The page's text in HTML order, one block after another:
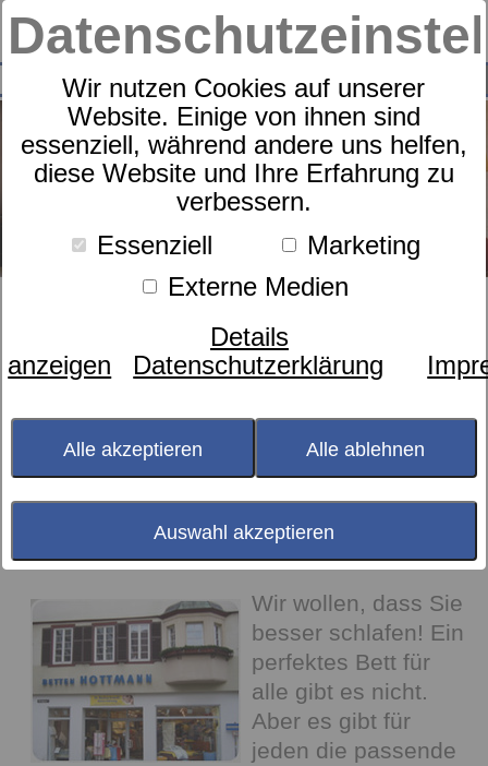
Wir nutzen Cookies auf unserer
Website. Einige von ihnen sind
essenziell, während andere uns helfen,
diese Website und Ihre Erfahrung zu
verbessern.
Essenziell
Marketing
Externe Medien
Details
anzeigen
Datenschutzerklärung
Alle akzeptieren Alle ablehnen
Auswahl akzeptieren
SUCHE
0
Unser Service macht
den Unterschied
Unser Service macht
den Unterschied
Bei uns stehen immer Sie im Mittelpunkt
Wir wollen, dass Sie
besser schlafen! Ein
perfektes Bett für
alle gibt es nicht.
Aber es gibt für
jeden die passende